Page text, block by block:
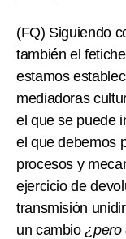
(FQ) Siguiendo
también el
estamos
mediadoras
el que se puede
el que debemos
procesos y
ejercicio de
transmisión
un cambio¿pero